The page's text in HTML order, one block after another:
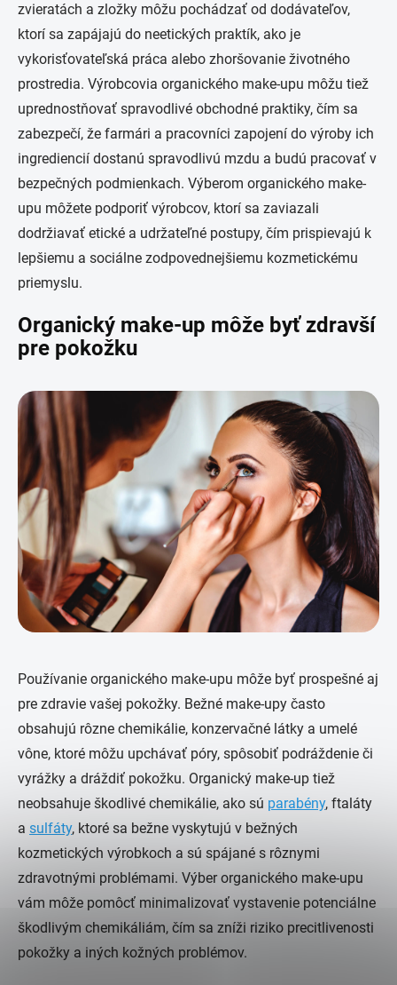
zvieratách a zložky môžu pochádzať od dodávateľov,
ktorí sa zapájajú do neetických praktík, ako je
vykorisťovateľská práca alebo zhoršovanie životného
prostredia. Výrobcovia organického make-upu môžu tiež
uprednostňovať spravodlivé obchodné praktiky, čím sa
zabezpečí, že farmári a pracovníci zapojení do výroby ich
ingrediencií dostanú spravodlivú mzdu a budú pracovať v
bezpečných podmienkach. Výberom organického make-
upu môžete podporiť výrobcov, ktorí sa zaviazali
dodržiavať etické a udržateľné postupy, čím prispievajú k
lepšiemu a sociálne zodpovednejšiemu kozmetickému
priemyslu.
Organický make-up môže byť zdravší
pre pokožku
Používanie organického make-upu môže byť prospešné aj
pre zdravie vašej pokožky. Bežné make-upy často
obsahujú rôzne chemikálie, konzervačné látky a umelé
vône, ktoré môžu upchávať póry, spôsobiť podráždenie či
vyrážky a dráždiť pokožku. Organický make-up tiež
neobsahuje škodlivé chemikálie, ako sú parabény, ftaláty
a sulfáty, ktoré sa bežne vyskytujú v bežných
kozmetických výrobkoch a sú spájané s rôznymi
zdravotnými problémami. Výber organického make-upu
vám môže pomôcť minimalizovať vystavenie potenciálne
škodlivým chemikáliám, čím sa zníži riziko precitlivenosti
pokožky a iných kožných problémov.